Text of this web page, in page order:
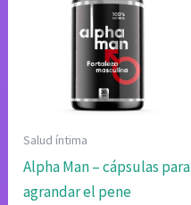
Salud íntima
Alpha Man – cápsulas para
agrandar el pene